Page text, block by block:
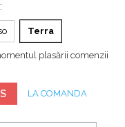
:
Terra
plasării comenzii
LA COMANDA